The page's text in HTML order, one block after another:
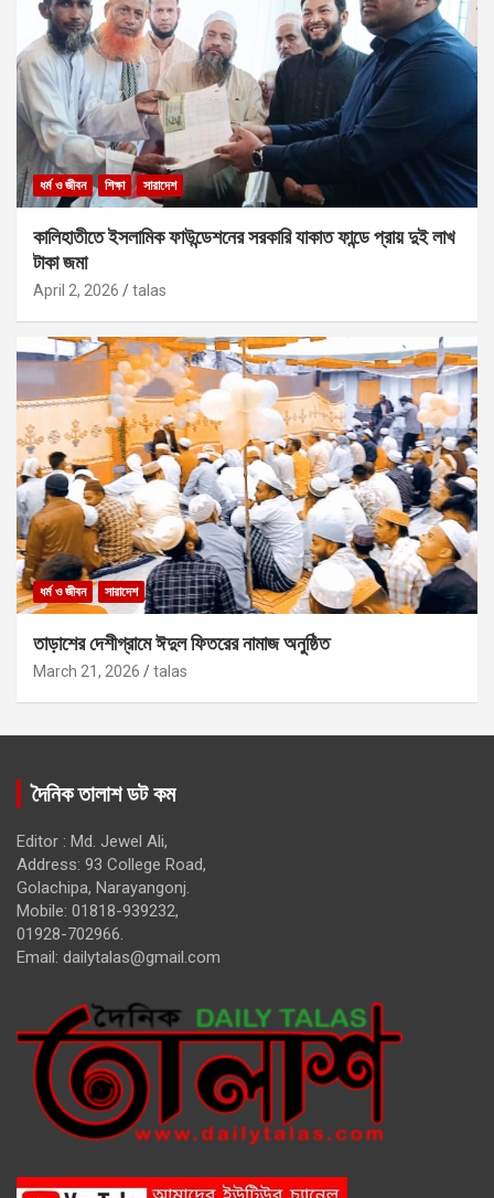
ধর্ম ও জীবন শিক্ষা সারাদেশ
কালিহাতীতে ইসলামিক ফাউন্ডেশনের সরকারি যাকাত ফান্ডে প্রায় দুই লাখ
টাকা জমা
April 2, 2026 talas
ধর্ম ও জীবন সারাদেশ
তাড়াশের দেশীগ্রামে ঈদুল ফিতরের নামাজ অনুষ্ঠিত
March 21, 2026 talas
দৈনিক তালাশ ডট কম
Editor : Md. Jewel Ali,
Address: 93 College Road,
Golachipa, Narayangonj.
Mobile: 01818-939232,
01928-702966.
Email: dailytalas@gmail.com